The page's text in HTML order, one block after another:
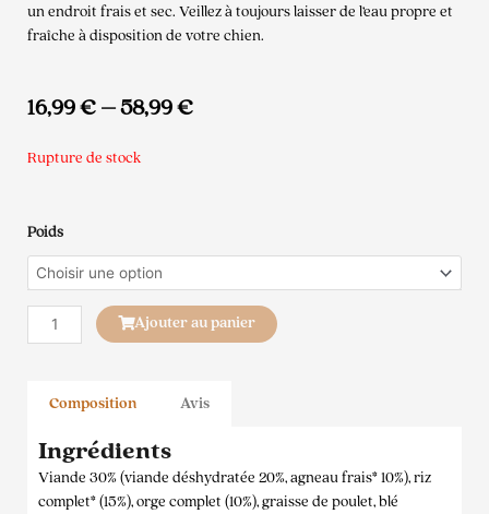
un endroit frais et sec. Veillez à toujours laisser de l’eau propre et
fraîche à disposition de votre chien.
16,99€–58,99€
Rupture de stock
Poids
quantité
de
Ownat
Classic
Agneau
&
pour
Ajouter au panier
Composition Avis
Ingrédients
Viande 30% (viande déshydratée 20%, agneau frais* 10%), riz
complet* (15%), orge complet (10%), graisse de poulet, blé